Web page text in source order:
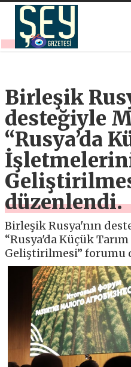
Birleşik
desteğiyle
“Rusya’da
düzenlendi.
Birleşik Rusya'nın
“Rusya'da Küçük
Geliştirilmesi” forumu